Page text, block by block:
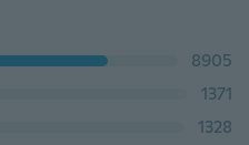
8905
1371
1328